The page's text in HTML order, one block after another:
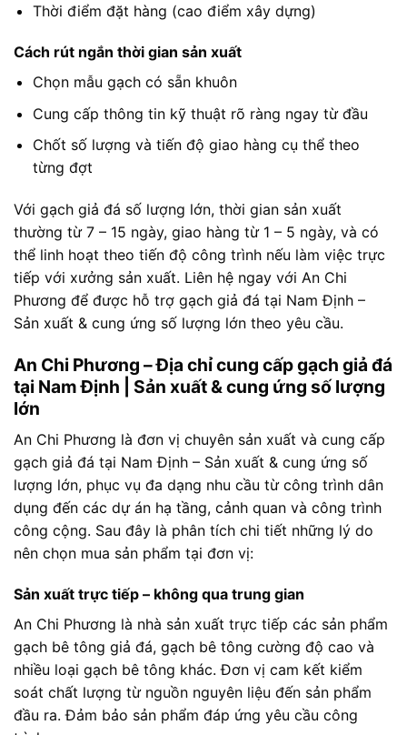
Thời điểm đặt hàng (cao điểm xây dựng)
Cách rút ngắn thời gian sản xuất
Chọn mẫu gạch có sẵn khuôn
Cung cấp thông tin kỹ thuật rõ ràng ngay từ đầu
Chốt số lượng và tiến độ giao hàng cụ thể theo
từng đợt
Với gạch giả đá số lượng lớn, thời gian sản xuất
thường từ 7 – 15 ngày, giao hàng từ 1 – 5 ngày, và có
thể linh hoạt theo tiến độ công trình nếu làm việc trực
tiếp với xưởng sản xuất. Liên hệ ngay với An Chi
Phương để được hỗ trợ gạch giả đá tại Nam Định –
Sản xuất & cung ứng số lượng lớn theo yêu cầu.
An Chi Phương – Địa chỉ cung cấp gạch giả đá
tại Nam Định | Sản xuất & cung ứng số lượng
lớn
An Chi Phương là đơn vị chuyên sản xuất và cung cấp
gạch giả đá tại Nam Định – Sản xuất & cung ứng số
lượng lớn, phục vụ đa dạng nhu cầu từ công trình dân
dụng đến các dự án hạ tầng, cảnh quan và công trình
công cộng. Sau đây là phân tích chi tiết những lý do
nên chọn mua sản phẩm tại đơn vị:
Sản xuất trực tiếp – không qua trung gian
An Chi Phương là nhà sản xuất trực tiếp các sản phẩm
gạch bê tông giả đá, gạch bê tông cường độ cao và
nhiều loại gạch bê tông khác. Đơn vị cam kết kiểm
soát chất lượng từ nguồn nguyên liệu đến sản phẩm
đầu ra. Đảm bảo sản phẩm đáp ứng yêu cầu công